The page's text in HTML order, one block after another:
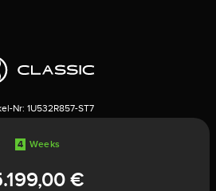
Nr: 1U532R857-ST7
4 Weeks
€